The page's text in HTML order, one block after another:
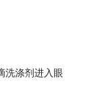
洗涤剂进入眼